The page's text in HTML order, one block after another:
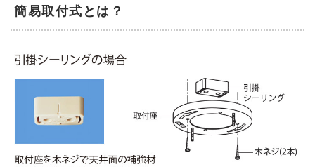
簡易取付式とは？